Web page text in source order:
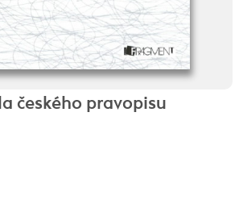
českého pravopisu